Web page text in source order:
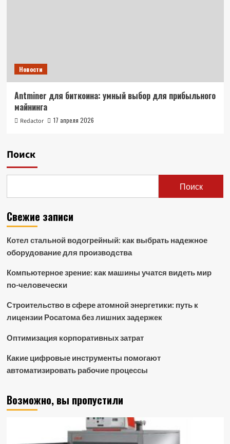
Новости
Antminer для биткоина: умный выбор для прибыльного
майнинга
Redactor 17 апреля 2026
Поиск
Поиск
Свежие записи
Котел стальной водогрейный: как выбрать надежное
оборудование для производства
Компьютерное зрение: как машины учатся видеть мир
по-человечески
Строительство в сфере атомной энергетики: путь к
лицензии Росатома без лишних задержек
Оптимизация корпоративных затрат
Какие цифровые инструменты помогают
автоматизировать рабочие процессы
Возможно, вы пропустили